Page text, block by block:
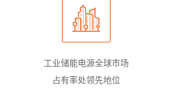
工业储能电源全球市场
占有率处领先地位